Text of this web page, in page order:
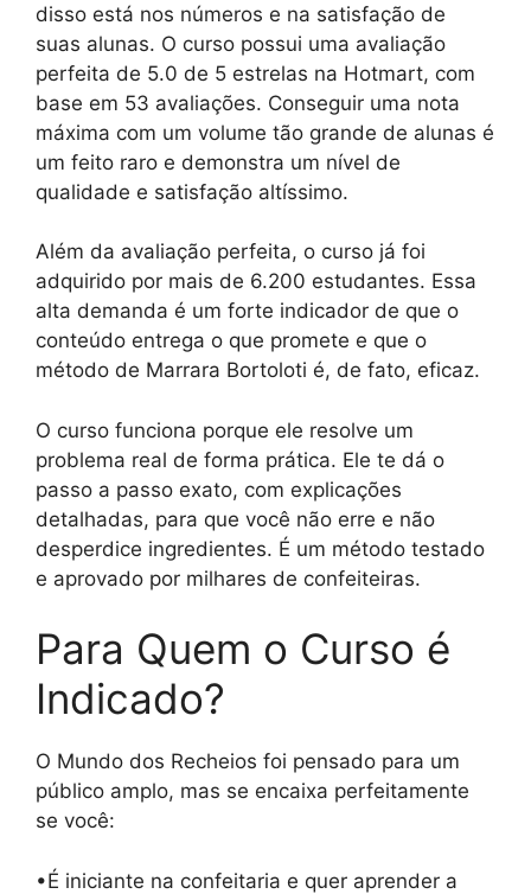
disso está nos números e na satisfação de
suas alunas. O curso possui uma avaliação
perfeita de 5.0 de 5 estrelas na Hotmart, com
base em 53 avaliações. Conseguir uma nota
máxima com um volume tão grande de alunas é
um feito raro e demonstra um nível de
qualidade e satisfação altíssimo.
Além da avaliação perfeita, o curso já foi
adquirido por mais de 6.200 estudantes. Essa
alta demanda é um forte indicador de que o
conteúdo entrega o que promete e que o
método de Marrara Bortoloti é, de fato, eficaz.
O curso funciona porque ele resolve um
problema real de forma prática. Ele te dá o
passo a passo exato, com explicações
detalhadas, para que você não erre e não
desperdice ingredientes. É um método testado
e aprovado por milhares de confeiteiras.
Para Quem o Curso é
Indicado?
O Mundo dos Recheios foi pensado para um
público amplo, mas se encaixa perfeitamente
se você:
•É iniciante na confeitaria e quer aprender a